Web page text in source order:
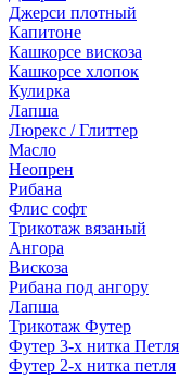
Джерси плотный
Капитоне
Кашкорсе вискоза
Кашкорсе хлопок
Кулирка
Лапша
Люрекс / Глиттер
Масло
Неопрен
Рибана
Флис софт
Трикотаж вязаный
Ангора
Вискоза
Рибана под ангору
Лапша
Трикотаж Футер
Футер 3-х нитка Петля
Футер 2-х нитка петля